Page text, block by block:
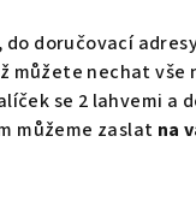
doručovací
nechat vše
se 2 lahvemi
můžeme zaslat na